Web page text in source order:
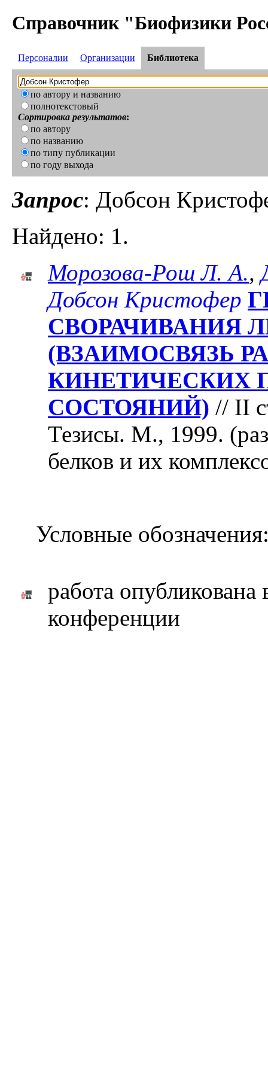
Справочник "Биофизики
Персоналии Организации Библиотека
по автору и названию
полнотекстовый
Сортировка результатов:
по автору
по названию
по типу публикации
по году выхода
Запрос: Добсон
Найдено: 1.
Морозова-Рош Л. А.,
Добсон Кристофер
СВОРАЧИВАНИЯ
(ВЗАИМОСВЯЗЬ
КИНЕТИЧЕСКИХ
СОСТОЯНИЙ) // II
Тезисы. М., 1999.
белков и их
Условные
работа опубликована
конференции